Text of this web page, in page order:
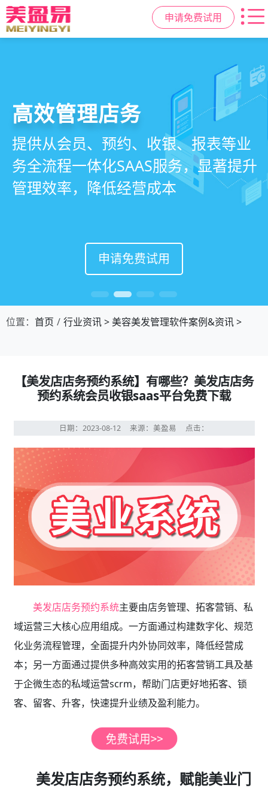
申请免费试用
美容美发管理系统
店务+拓客+020一体化，一站式解决
美发门店经营管理需求
申请免费试用
高效管理店务
提供从会员、预约、收银、报表等业
务全流程一体化SAAS服务，显著提升
管理效率，降低经营成本
申请免费试用
社交裂变拓客
基于拼团、砍价、分销、异业合作等
网红社交营销玩法，海量爆款方案一
键套用，快速引爆门店客流
申请免费试用
小程序商城
小程序链接商家、手艺人、客户，打
通线上线下，让口碑传播有抓手，赋
能社交裂变，盘活私域流量
申请免费试用
位置： 首页 行业资讯>美容美发管理软件案例&资讯>
【美发店店务预约系统】有哪些？美发店店务
预约系统会员收银saas平台免费下载
日期：2023-08-12 来源：美盈易 点击：
美发店店务预约系统主要由店务管理、拓客营销、私
域运营三大核心应用组成。一方面通过构建数字化、规范
化业务流程管理，全面提升内外协同效率，降低经营成
本；另一方面通过提供多种高效实用的拓客营销工具及基
于企微生态的私域运营scrm，帮助门店更好地拓客、锁
客、留客、升客，快速提升业绩及盈利能力。
美发店店务预约系统，赋能美业门